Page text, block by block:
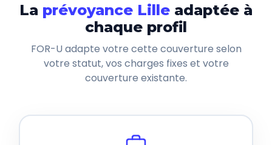
La prévoyance Lille adaptée à
chaque profil
FOR-U adapte votre cette couverture selon
votre statut, vos charges fixes et votre
couverture existante.